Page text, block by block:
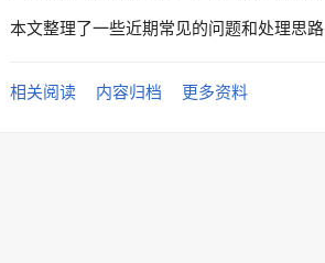
本文整理了一些近期常见的问题和处理思
相关阅读 内容归档 更多资料